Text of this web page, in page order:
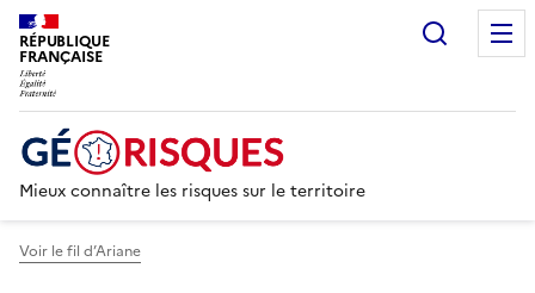
RÉPUBLIQUE
FRANÇAISE
Mieux connaître les risques sur le territoire
Voir le fil d’Ariane